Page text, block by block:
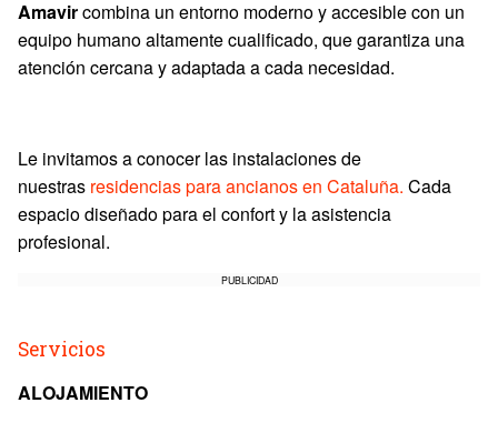
Amavircombina un entorno moderno y accesible con un
equipo humano altamente cualificado, que garantiza una
atención cercana y adaptada a cada necesidad.
Le invitamos a conocer las instalaciones de
nuestras residencias para ancianos en Cataluña. Cada
espacio diseñado para el confort y la asistencia
profesional.
PUBLICIDAD
Servicios
ALOJAMIENTO